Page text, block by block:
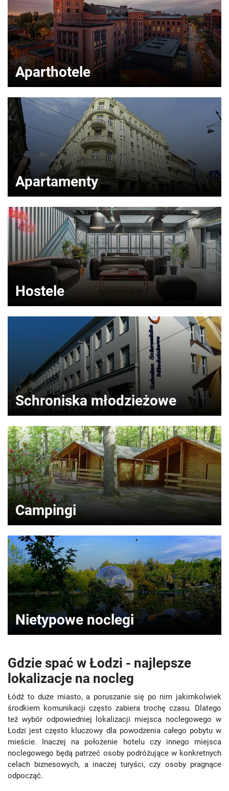
Aparthotele
Apartamenty
Hostele
Schroniska młodzieżowe
Campingi
Nietypowe noclegi
Gdzie spać w Łodzi - najlepsze
lokalizacje na nocleg
Łódź to duże miasto, a poruszanie się po nim jakimkolwiek
środkiem komunikacji często zabiera trochę czasu. Dlatego
też wybór odpowiedniej lokalizacji miejsca noclegowego w
Łodzi jest często kluczowy dla powodzenia całego pobytu w
mieście. Inaczej na położenie hotelu czy innego miejsca
noclegowego będą patrzeć osoby podróżujące w konkretnych
celach biznesowych, a inaczej turyści, czy osoby pragnące
odpocząć.